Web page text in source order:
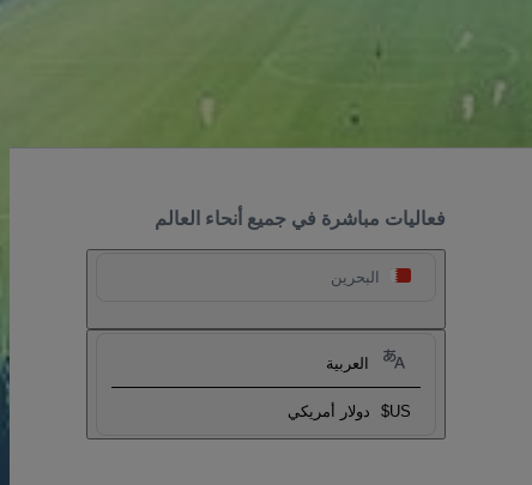
فعاليات مباشرة في جميع أنحاء العالم
البحرين
العربية
US$ دولار أمريكي